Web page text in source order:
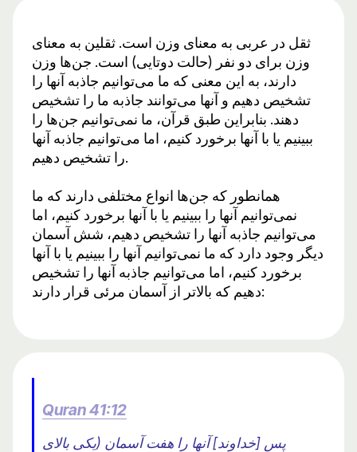
ثقل در عربی به معنای وزن است. ثقلین به معنای
وزن برای دو نفر (حالت دوتایی) است. جن‌ها وزن
دارند، به این معنی که ما می‌توانیم جاذبه آنها را
تشخیص دهیم و آنها می‌توانند جاذبه ما را تشخیص
دهند. بنابراین طبق قرآن، ما نمی‌توانیم جن‌ها را
ببینیم یا با آنها برخورد کنیم، اما می‌توانیم جاذبه آنها
را تشخیص دهیم.
همانطور که جن‌ها انواع مختلفی دارند که ما
نمی‌توانیم آنها را ببینیم یا با آنها برخورد کنیم، اما
می‌توانیم جاذبه آنها را تشخیص دهیم، شش آسمان
دیگر وجود دارد که ما نمی‌توانیم آنها را ببینیم یا با آنها
برخورد کنیم، اما می‌توانیم جاذبه آنها را تشخیص
دهیم که بالاتر از آسمان مرئی قرار دارند:
Quran 41:12
پس [خداوند] آنها را هفت آسمان (یکی بالای